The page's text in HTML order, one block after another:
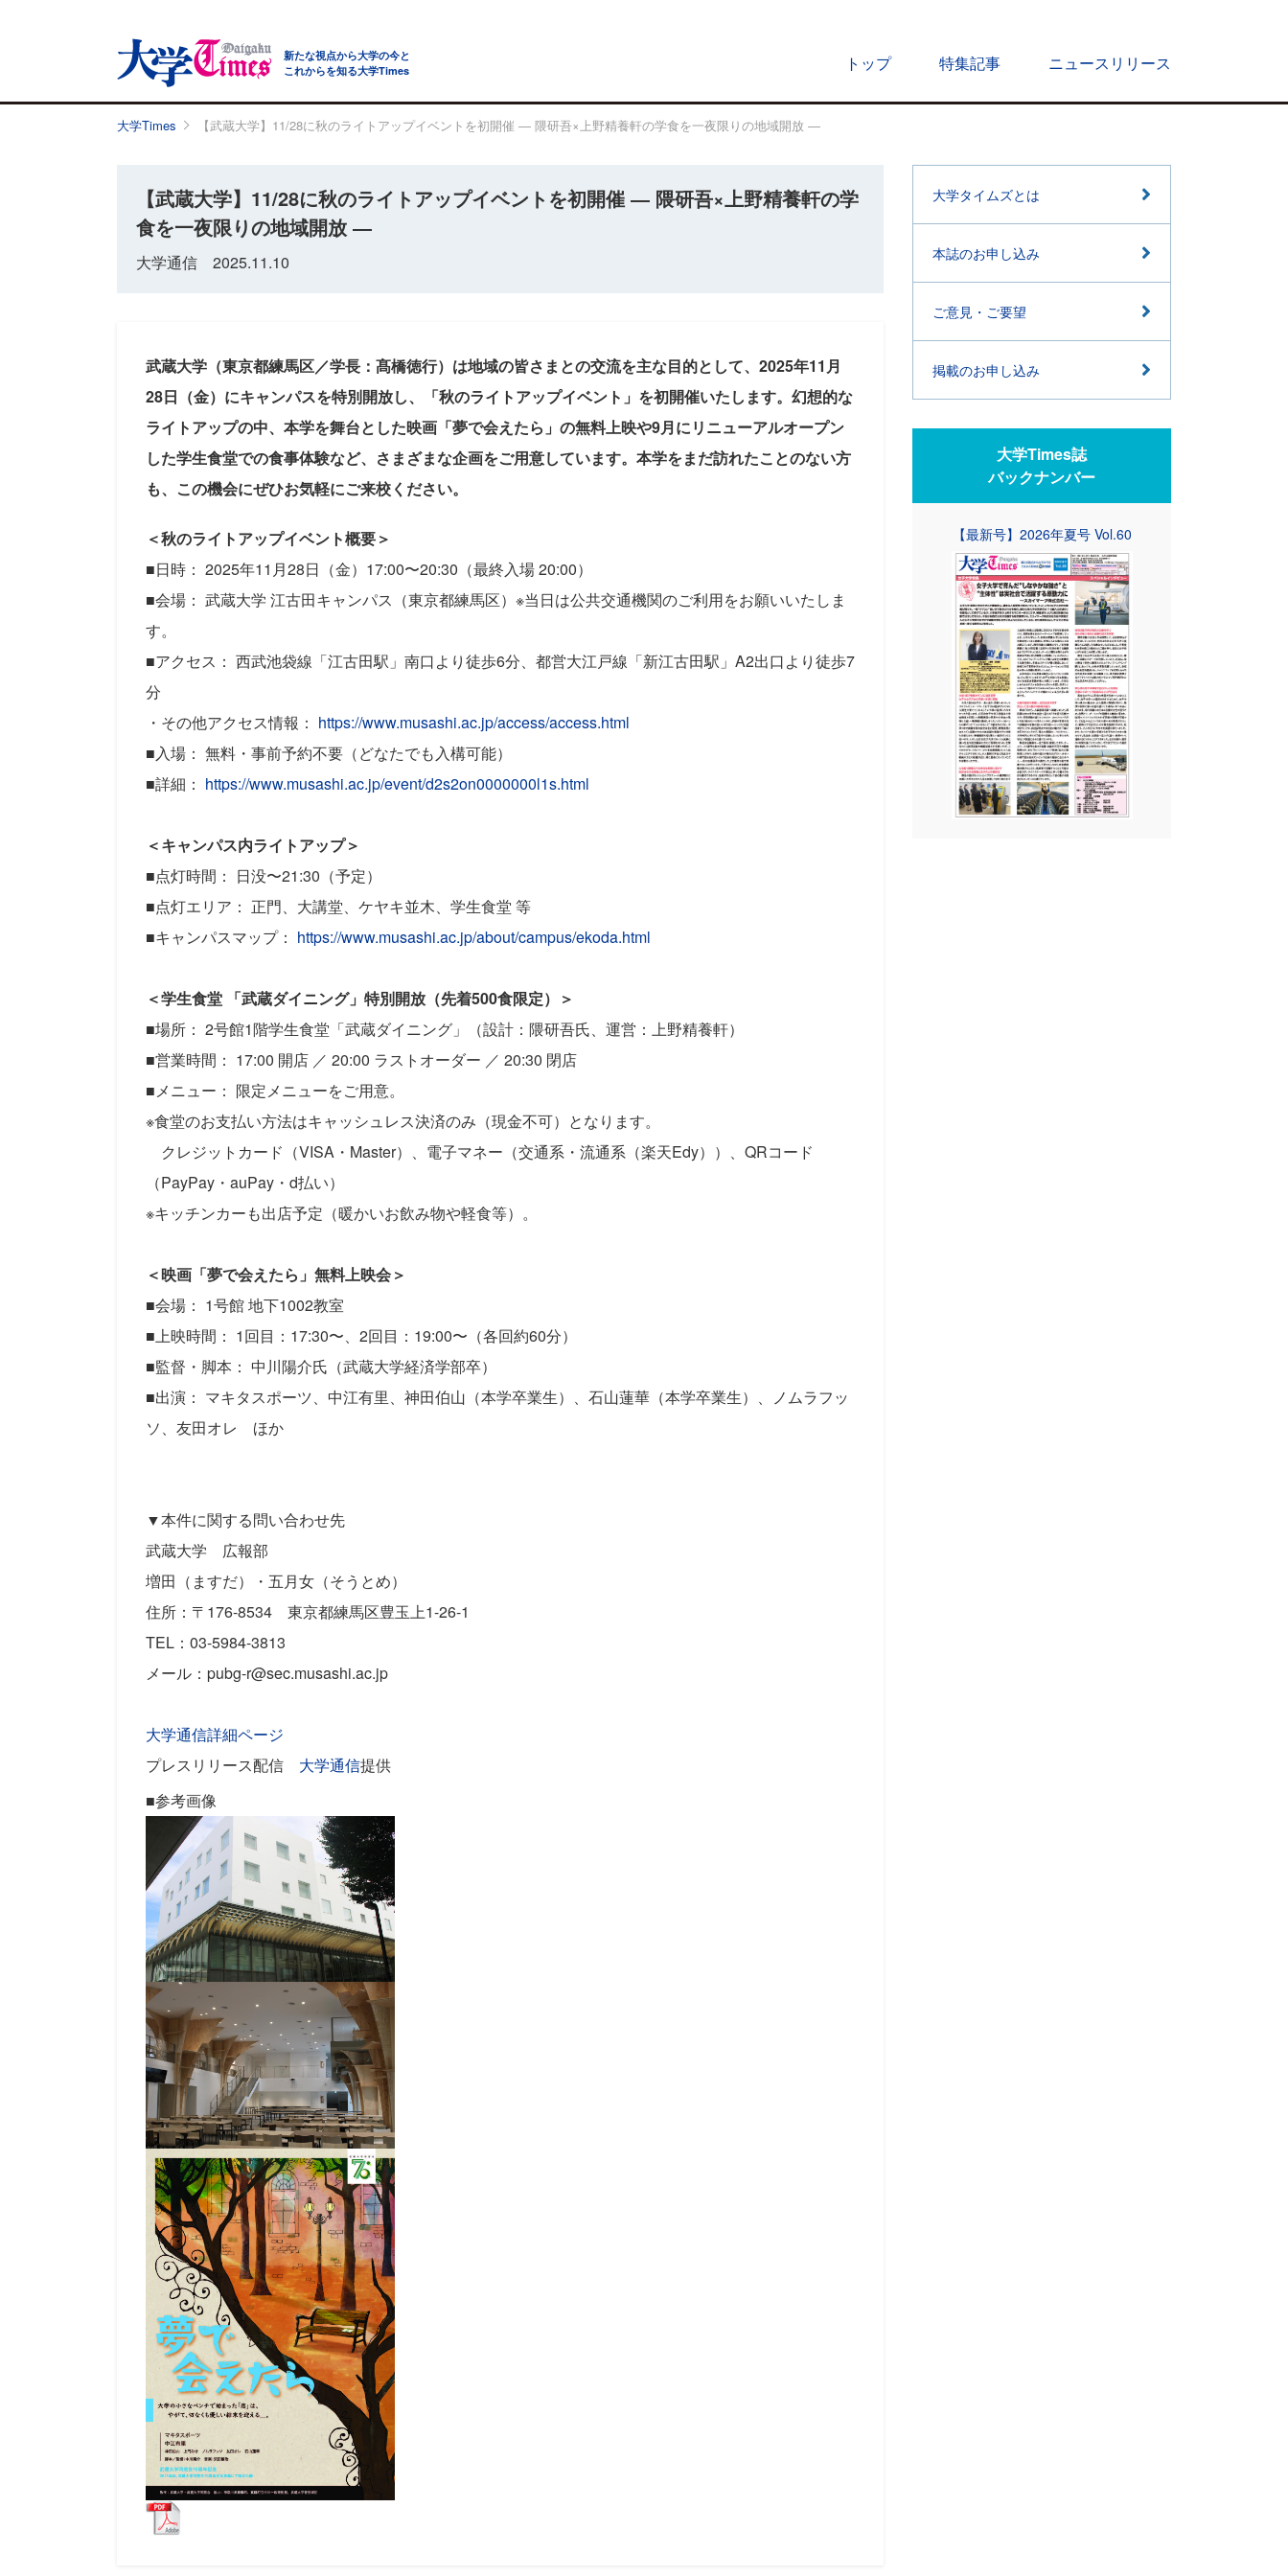
新たな視点から大学の今と
これからを知る大学Times
トップ 特集記事 ニュースリリース
大学Times 【武蔵大学】11/28に秋のライトアップイベントを初開催 ― 隈研吾×上野精養軒の学食を一夜限りの地域開放 ―
【武蔵大学】11/28に秋のライトアップイベントを初開催 ― 隈研吾×上野精養軒の学
食を一夜限りの地域開放 ―
大学通信 2025.11.10
武蔵大学（東京都練馬区／学長：髙橋徳行）は地域の皆さまとの交流を主な目的として、2025年11月
28日（金）にキャンパスを特別開放し、「秋のライトアップイベント」を初開催いたします。幻想的な
ライトアップの中、本学を舞台とした映画「夢で会えたら」の無料上映や9月にリニューアルオープン
した学生食堂での食事体験など、さまざまな企画をご用意しています。本学をまだ訪れたことのない方
も、この機会にぜひお気軽にご来校ください。
＜秋のライトアップイベント概要＞
■日時： 2025年11月28日（金）17:00〜20:30（最終入場 20:00）
■会場： 武蔵大学 江古田キャンパス（東京都練馬区）※当日は公共交通機関のご利用をお願いいたしま
す。
■アクセス： 西武池袋線「江古田駅」南口より徒歩6分、都営大江戸線「新江古田駅」A2出口より徒歩7
分
・その他アクセス情報： https://www.musashi.ac.jp/access/access.html
■入場： 無料・事前予約不要（どなたでも入構可能）
■詳細： https://www.musashi.ac.jp/event/d2s2on0000000l1s.html
＜キャンパス内ライトアップ＞
■点灯時間： 日没〜21:30（予定）
■点灯エリア： 正門、大講堂、ケヤキ並木、学生食堂 等
■キャンパスマップ： https://www.musashi.ac.jp/about/campus/ekoda.html
＜学生食堂 「武蔵ダイニング」特別開放（先着500食限定）＞
■場所： 2号館1階学生食堂「武蔵ダイニング」（設計：隈研吾氏、運営：上野精養軒）
■営業時間： 17:00 開店 ／ 20:00 ラストオーダー ／ 20:30 閉店
■メニュー： 限定メニューをご用意。
※食堂のお支払い方法はキャッシュレス決済のみ（現金不可）となります。
クレジットカード（VISA・Master）、電子マネー（交通系・流通系（楽天Edy））、QRコード
（PayPay・auPay・d払い）
※キッチンカーも出店予定（暖かいお飲み物や軽食等）。
＜映画「夢で会えたら」無料上映会＞
■会場： 1号館 地下1002教室
■上映時間： 1回目：17:30〜、2回目：19:00〜（各回約60分）
■監督・脚本： 中川陽介氏（武蔵大学経済学部卒）
■出演： マキタスポーツ、中江有里、神田伯山（本学卒業生）、石山蓮華（本学卒業生）、ノムラフッ
ソ、友田オレ ほか
▼本件に関する問い合わせ先
武蔵大学 広報部
増田（ますだ）・五月女（そうとめ）
住所：〒176-8534 東京都練馬区豊玉上1-26-1
TEL：03-5984-3813
メール：pubg-r@sec.musashi.ac.jp
大学通信詳細ページ
プレスリリース配信 大学通信提供
■参考画像
大学タイムズとは
本誌のお申し込み
ご意見・ご要望
掲載のお申し込み
大学Times誌
バックナンバー
【最新号】2026年夏号 Vol.60